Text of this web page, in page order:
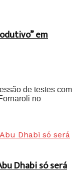
em
de testes com
no
Dhabi só será